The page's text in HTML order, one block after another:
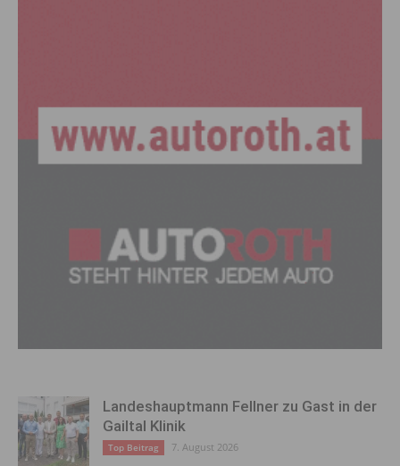
Landeshauptmann Fellner zu Gast in der
Gailtal Klinik
Top Beitrag 7. August 2026